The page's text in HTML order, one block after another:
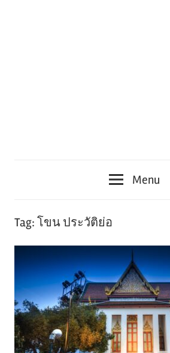
Menu
Tag: โขน ประวัติย่อ